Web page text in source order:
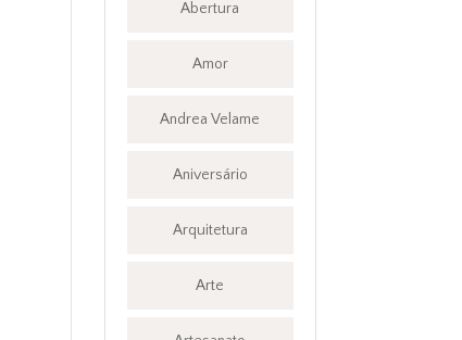
Abertura
Amor
Andrea Velame
Aniversário
Arquitetura
Arte